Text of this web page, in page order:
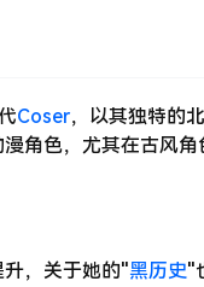
Coser，以其独特的
角色，尤其在古风角
，关于她的"黑历史"